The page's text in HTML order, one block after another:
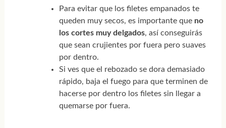
Para evitar que los filetes empanados te
queden muy secos, es importante que no
los cortes muy delgados, así conseguirás
que sean crujientes por fuera pero suaves
por dentro.
Si ves que el rebozado se dora demasiado
rápido, baja el fuego para que terminen de
hacerse por dentro los filetes sin llegar a
quemarse por fuera.